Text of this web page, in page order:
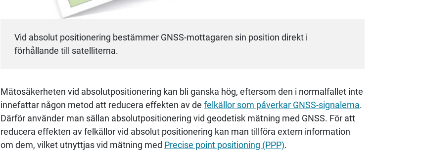
Vid absolut positionering bestämmer GNSS-mottagaren sin position direkt i
förhållande till satelliterna.
Mätosäkerheten vid absolutpositionering kan bli ganska hög, eftersom den i normalfallet inte
innefattar någon metod att reducera effekten av de felkällor som påverkar GNSS-signalerna.
Därför använder man sällan absolutpositionering vid geodetisk mätning med GNSS. För att
reducera effekten av felkällor vid absolut positionering kan man tillföra extern information
om dem, vilket utnyttjas vid mätning med Precise point positioning (PPP).